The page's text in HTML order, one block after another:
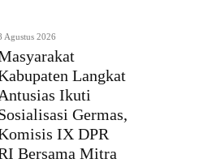
Agustus 2026
Langkat
Antusias Ikuti
Germas,
IX DPR
Bersama Mitra